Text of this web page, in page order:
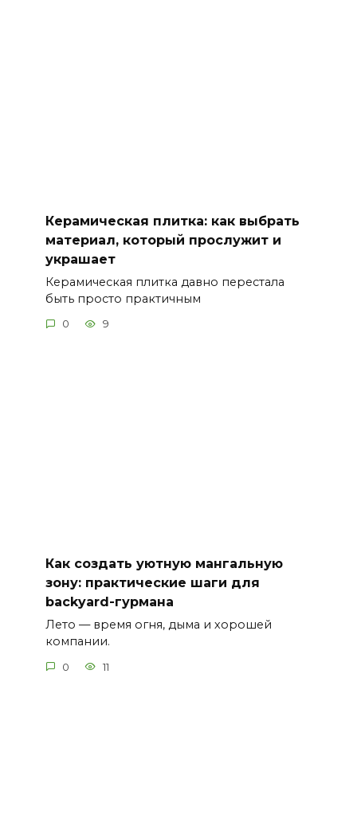
Керамическая плитка: как выбрать
материал, который прослужит и
украшает
Керамическая плитка давно перестала
быть просто практичным
0 9
Как создать уютную мангальную
зону: практические шаги для
backyard-гурмана
Лето — время огня, дыма и хорошей
компании.
0 11